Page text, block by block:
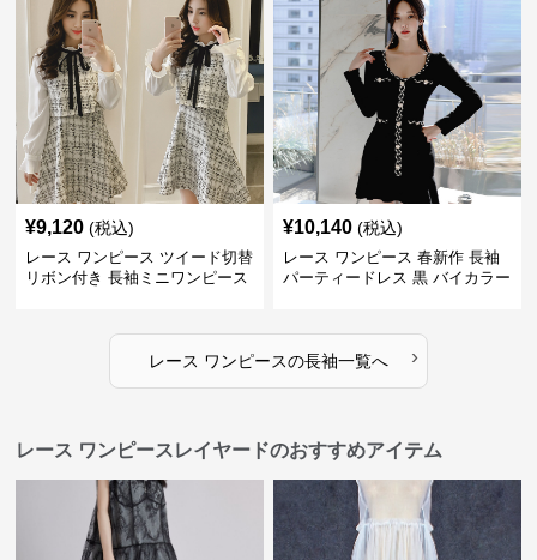
¥9,120 (税込)
レース ワンピース ツイード切替
リボン付き 長袖ミニワンピース
¥10,140 (税込)
レース ワンピース 春新作 長袖
パーティードレス 黒 バイカラー
レース ワンピースの長袖一覧へ ›
レース ワンピースレイヤードのおすすめアイテム